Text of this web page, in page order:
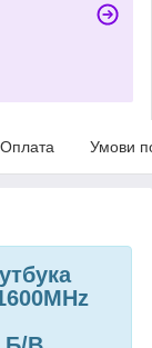
Оплата Умови